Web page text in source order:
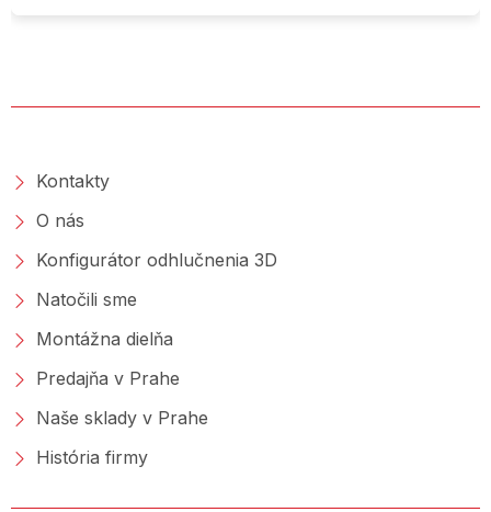
Kontakty
O nás
Konfigurátor odhlučnenia 3D
Natočili sme
Montážna dielňa
Predajňa v Prahe
Naše sklady v Prahe
História firmy